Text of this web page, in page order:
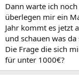
Dann warte ich
überlegen mir ein
Jahr kommt es jetzt
und schauen was
Die Frage die sich
für unter 1000€?